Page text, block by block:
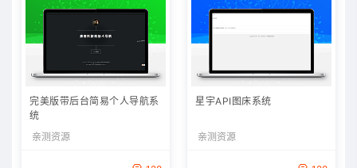
完美版带后台简易个人导航系
统
亲测资源
星宇API图床系统
亲测资源